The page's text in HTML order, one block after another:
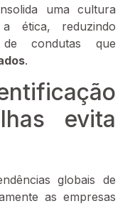
uma cultura
ética, reduzindo
de condutas que
.
evita
globais de
as empresas